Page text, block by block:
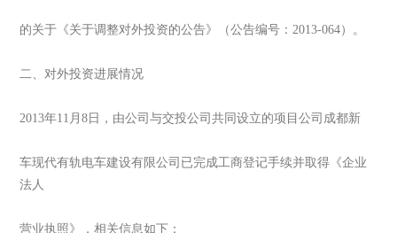
的关于《关于调整对外投资的公告》（公告编号：2013-064）。
二、对外投资进展情况
2013年11月8日，由公司与交投公司共同设立的项目公司成都新
车现代有轨电车建设有限公司已完成工商登记手续并取得《企业
法人
营业执照》，相关信息如下：